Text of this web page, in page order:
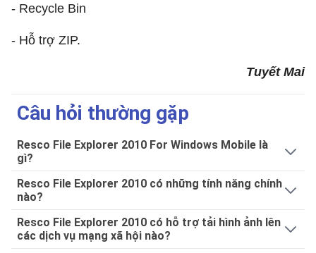
- Recycle Bin
- Hỗ trợ ZIP.
Tuyết Mai
Câu hỏi thường gặp
Resco File Explorer 2010 For Windows Mobile là
gì?
Resco File Explorer 2010 có những tính năng chính
nào?
Resco File Explorer 2010 có hỗ trợ tải hình ảnh lên
các dịch vụ mạng xã hội nào?